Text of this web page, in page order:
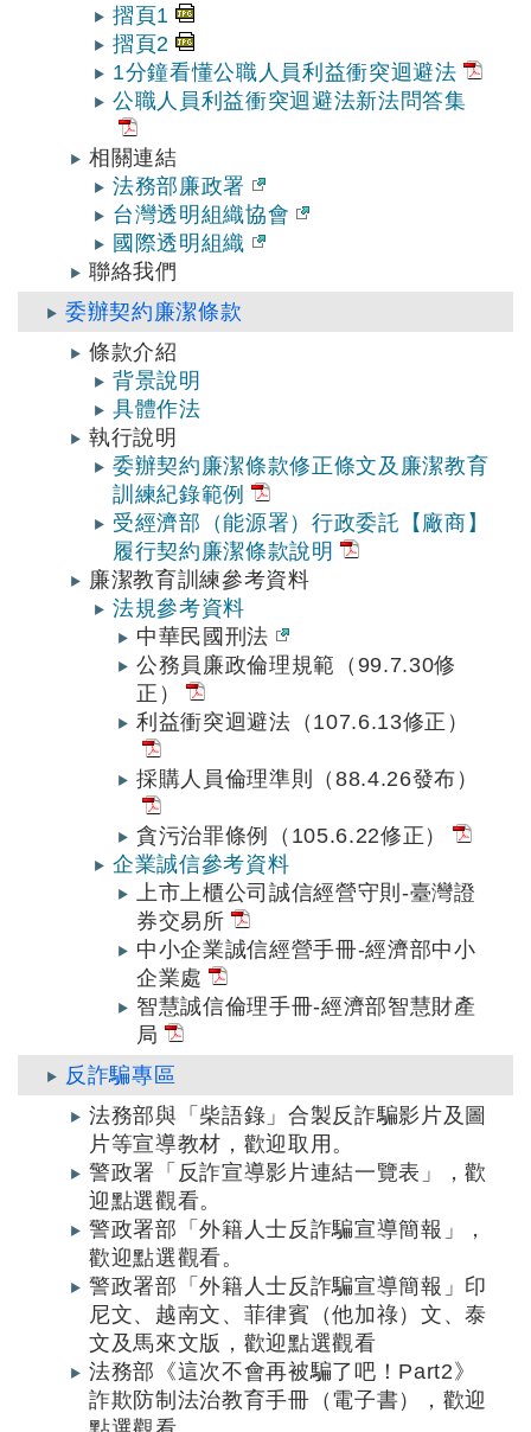
摺頁1
摺頁2
1分鐘看懂公職人員利益衝突迴避法
公職人員利益衝突迴避法新法問答集
相關連結
法務部廉政署
台灣透明組織協會
國際透明組織
聯絡我們
委辦契約廉潔條款
條款介紹
背景說明
具體作法
執行說明
委辦契約廉潔條款修正條文及廉潔教育
訓練紀錄範例
受經濟部（能源署）行政委託【廠商】
履行契約廉潔條款說明
廉潔教育訓練參考資料
法規參考資料
中華民國刑法
公務員廉政倫理規範（99.7.30修
正）
利益衝突迴避法（107.6.13修正）
採購人員倫理準則（88.4.26發布）
貪污治罪條例（105.6.22修正）
企業誠信參考資料
上市上櫃公司誠信經營守則-臺灣證
券交易所
中小企業誠信經營手冊-經濟部中小
企業處
智慧誠信倫理手冊-經濟部智慧財產
局
反詐騙專區
法務部與「柴語錄」合製反詐騙影片及圖
片等宣導教材，歡迎取用。
警政署「反詐宣導影片連結一覽表」，歡
迎點選觀看。
警政署部「外籍人士反詐騙宣導簡報」，
歡迎點選觀看。
警政署部「外籍人士反詐騙宣導簡報」印
尼文、越南文、菲律賓（他加祿）文、泰
文及馬來文版，歡迎點選觀看
法務部《這次不會再被騙了吧！Part2》
詐欺防制法治教育手冊（電子書），歡迎